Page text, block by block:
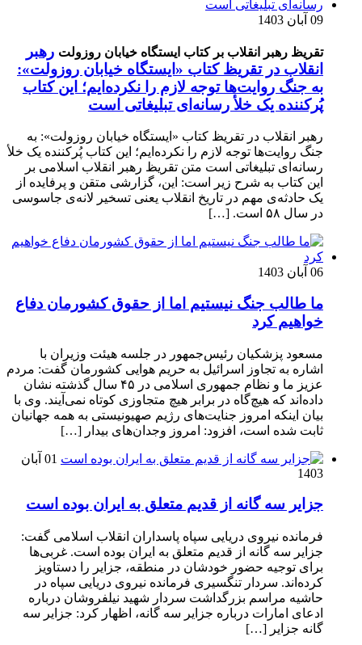
09 آبان 1403
تقریظ رهبر انقلاب بر کتاب ایستگاه خیابان روزولت رهبر
انقلاب در تقریظ کتاب «ایستگاه خیابان روزولت»:
به جنگ روایت‌ها توجه لازم را نکرده‌ایم؛ این کتاب
پُرکننده‌ یک خلأ رسانه‌ای تبلیغاتی است
رهبر انقلاب در تقریظ کتاب «ایستگاه خیابان روزولت»: به
جنگ روایت‌ها توجه لازم را نکرده‌ایم؛ این کتاب پُرکننده‌ یک خلأ
رسانه‌ای تبلیغاتی است متن تقریظ رهبر انقلاب اسلامی بر
این کتاب به شرح زیر است: این، گزارشی متقن و پرفایده از
یک حادثه‌ی مهم در تاریخ انقلاب یعنی تسخیر لانه‌ی جاسوسی
در سال ۵۸ است. […]
06 آبان 1403
ما طالب جنگ نیستیم اما از حقوق کشورمان دفاع
خواهیم کرد
مسعود پزشکیان رئیس‌جمهور در جلسه هیئت وزیران با
اشاره به تجاوز اسرائیل به حریم هوایی کشورمان گفت: مردم
عزیز ما و نظام جمهوری اسلامی در ۴۵ سال گذشته نشان
داده‌اند که هیچ‌گاه در برابر هیچ متجاوزی کوتاه نمی‌آیند. وی با
بیان اینکه امروز جنایت‌های رژیم صهیونیستی به همه جهانیان
ثابت شده است، افزود: امروز وجدان‌های بیدار […]
01 آبان
1403
جزایر سه گانه از قدیم متعلق به ایران بوده است
فرمانده نیروی دریایی سپاه پاسداران انقلاب اسلامی گفت:
جزایر سه گانه از قدیم متعلق به ایران بوده است. غربی‌ها
برای توجیه حضور خودشان در منطقه، جزایر را دستاویز
کرده‌اند. سردار تنگسیری فرمانده نیروی دریایی سپاه در
حاشیه مراسم بزرگداشت سردار شهید نیلفروشان درباره
ادعای امارات درباره جزایر سه گانه، اظهار کرد: جزایر سه
گانه جزایر […]